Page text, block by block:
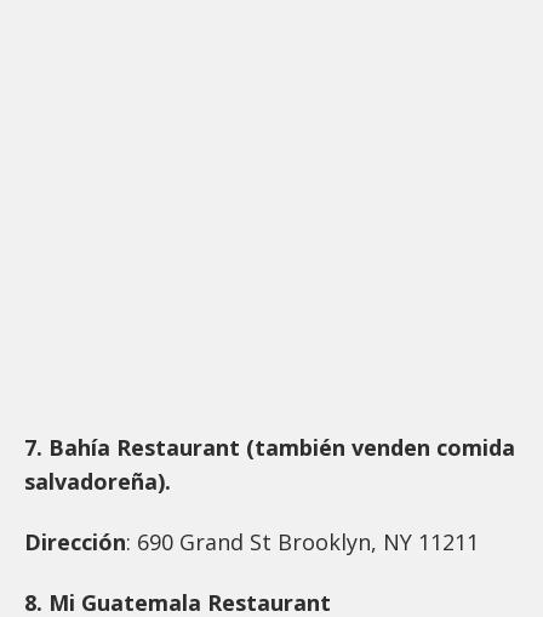
7. Bahía Restaurant (también venden comida
salvadoreña).
Dirección: 690 Grand St Brooklyn, NY 11211
8. Mi Guatemala Restaurant